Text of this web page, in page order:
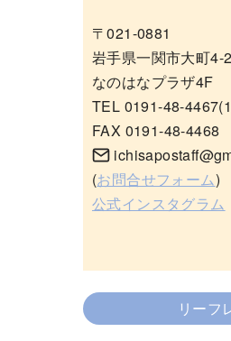
〒021-0881
岩手県一関市大町4-
なのはなプラザ4F
TEL 0191-48-
FAX 0191-48-4468
(お問合せフォーム)
公式インスタグラム
リーフ